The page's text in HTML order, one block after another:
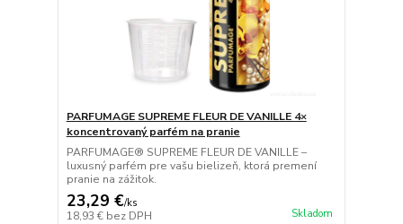
PARFUMAGE SUPREME FLEUR DE VANILLE 4×
koncentrovaný parfém na pranie
PARFUMAGE® SUPREME FLEUR DE VANILLE –
luxusný parfém pre vašu bielizeň, ktorá premení
pranie na zážitok.
23,29 €/ks
18,93 € bez DPH Skladom